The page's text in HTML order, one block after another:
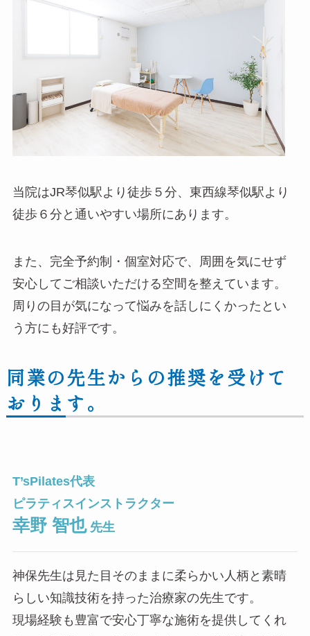
当院はJR琴似駅より徒歩５分、東西線琴似駅より
徒歩６分と通いやすい場所にあります。
また、完全予約制・個室対応で、周囲を気にせず
安心してご相談いただける空間を整えています。
周りの目が気になって悩みを話しにくかったとい
う方にも好評です。
同業の先生からの推奨を受けて
おります。
T’sPilates代表
ピラティスインストラクター
幸野 智也先生
神保先生は見た目そのままに柔らかい人柄と素晴
らしい知識技術を持った治療家の先生です。
現場経験も豊富で安心丁寧な施術を提供してくれ